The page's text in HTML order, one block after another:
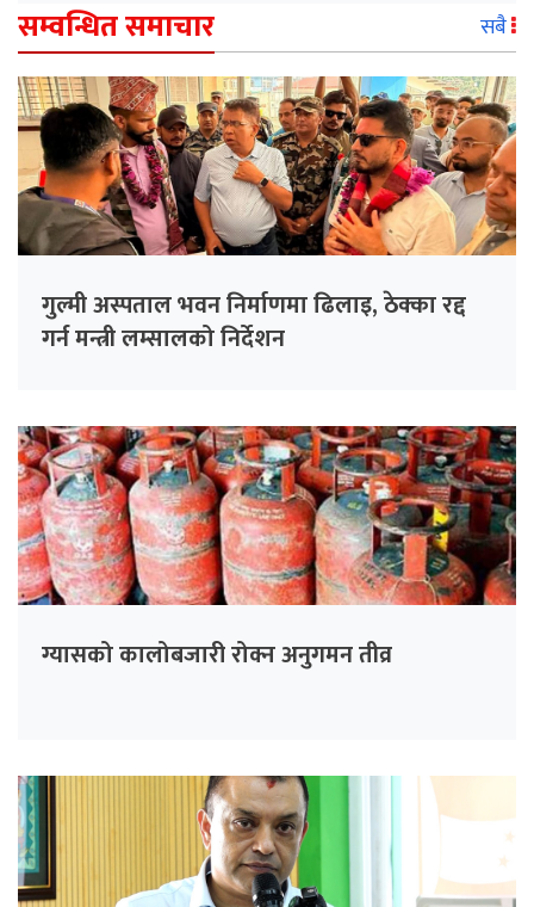
सम्वन्धित समाचार सबै
गुल्मी अस्पताल भवन निर्माणमा ढिलाइ, ठेक्का रद्द
गर्न मन्त्री लम्सालको निर्देशन
ग्यासको कालोबजारी रोक्न अनुगमन तीव्र